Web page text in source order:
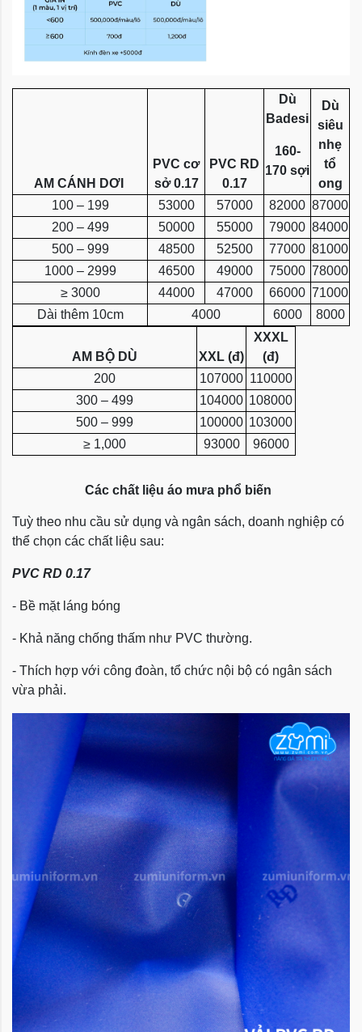
AM CÁNH DƠI
PVC cơ
sở 0.17
PVC RD
0.17
Dù
Badesi
160-
170 sợi
Dù
siêu
nhẹ
tổ
ong
100 – 199
53000 57000 82000 87000
200 – 499
50000 55000 79000 84000
500 – 999
48500 52500 77000 81000
1000 – 2999
46500 49000 75000 78000
≥ 3000
44000 47000 66000 71000
Dài thêm 10cm
4000 6000 8000
AM BỘ DÙ XXL (đ)
XXXL
(đ)
200
107000 110000
300 – 499
104000 108000
500 – 999
100000 103000
≥ 1,000
93000 96000
Các chất liệu áo mưa phổ biến
Tuỳ theo nhu cầu sử dụng và ngân sách, doanh nghiệp có
thể chọn các chất liệu sau:
PVC RD 0.17
- Bề mặt láng bóng
- Khả năng chống thấm như PVC thường.
- Thích hợp với công đoàn, tổ chức nội bộ có ngân sách
vừa phải.